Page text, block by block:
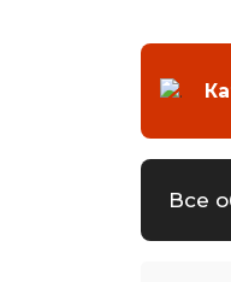
Все